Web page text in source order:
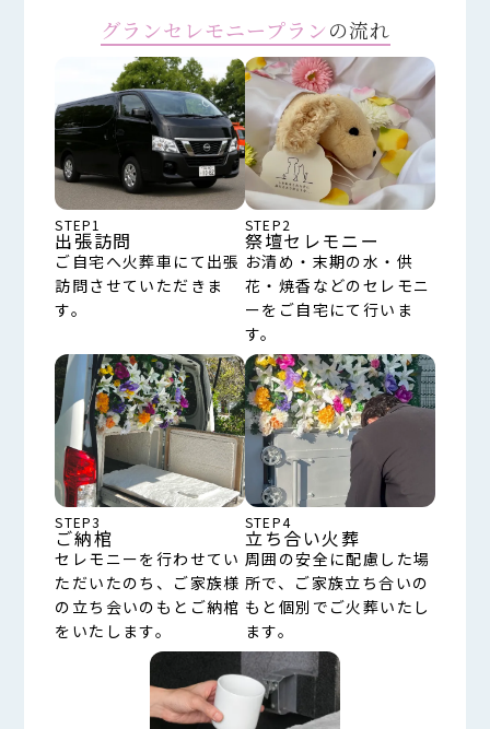
グランセレモニープランの流れ
STEP1
出張訪問
ご自宅へ火葬車にて出張
訪問させていただきま
す。
STEP2
祭壇セレモニー
お清め・末期の水・供
花・焼香などのセレモニ
ーをご自宅にて行いま
す。
STEP3
ご納棺
セレモニーを行わせてい
ただいたのち、ご家族様
の立ち会いのもとご納棺
をいたします。
STEP4
立ち合い火葬
周囲の安全に配慮した場
所で、ご家族立ち合いの
もと個別でご火葬いたし
ます。